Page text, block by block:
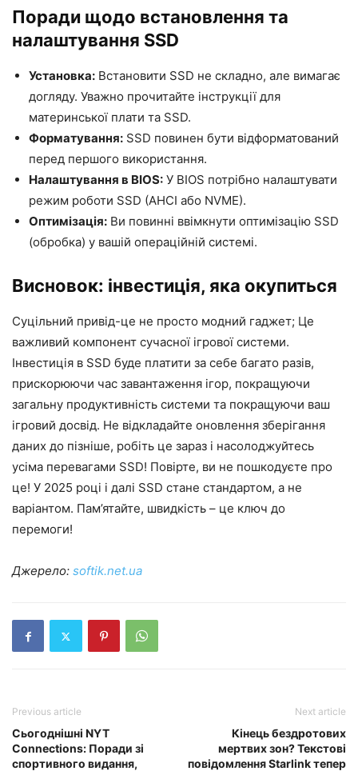
Поради щодо встановлення та
налаштування SSD
Установка: Встановити SSD не складно, але вимагає
догляду. Уважно прочитайте інструкції для
материнської плати та SSD.
Форматування: SSD повинен бути відформатований
перед першого використання.
Налаштування в BIOS: У BIOS потрібно налаштувати
режим роботи SSD (AHCI або NVME).
Оптимізація: Ви повинні ввімкнути оптимізацію SSD
(обробка) у вашій операційній системі.
Висновок: інвестиція, яка окупиться
Суцільний привід-це не просто модний гаджет; Це
важливий компонент сучасної ігрової системи.
Інвестиція в SSD буде платити за себе багато разів,
прискорюючи час завантаження ігор, покращуючи
загальну продуктивність системи та покращуючи ваш
ігровий досвід. Не відкладайте оновлення зберігання
даних до пізніше, робіть це зараз і насолоджуйтесь
усіма перевагами SSD! Повірте, ви не пошкодуєте про
це! У 2025 році і далі SSD стане стандартом, а не
варіантом. Пам’ятайте, швидкість – це ключ до
перемоги!
Джерело: softik.net.ua
Previous article
Сьогоднішні NYT
Connections: Поради зі
спортивного видання,
Next article
Кінець бездротових
мертвих зон? Текстові
повідомлення Starlink тепер